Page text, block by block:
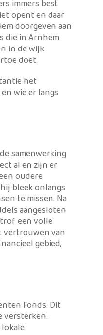
immers best
opent en daar
doorgeven aan
die in Arnhem
in de wijk
doet.
het
wie er langs
samenwerking
al en zijn er
oudere
bleek onlangs
te missen. Na
aangesloten
een volle
vertrouwen van
gebied,
Fonds. Dit
versterken.